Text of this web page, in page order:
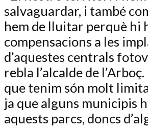
salvaguardar, i també
hem de lluitar perquè hi
compensacions a les
d’aquestes centrals
rebla l’alcalde de
que tenim són molt
ja que alguns municipis
aquests parcs, doncs